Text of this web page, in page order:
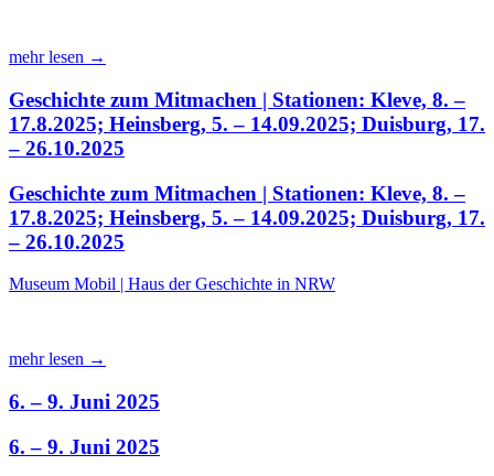
mehr lesen →
Geschichte zum Mitmachen | Stationen: Kleve, 8. –
17.8.2025; Heinsberg, 5. – 14.09.2025; Duisburg, 17.
– 26.10.2025
Geschichte zum Mitmachen | Stationen: Kleve, 8. –
17.8.2025; Heinsberg, 5. – 14.09.2025; Duisburg, 17.
– 26.10.2025
Museum Mobil | Haus der Geschichte in NRW
mehr lesen →
6. – 9. Juni 2025
6. – 9. Juni 2025